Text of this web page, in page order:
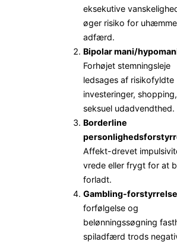
eksekutive
øger risiko for
adfærd.
Bipolar mani/
Forhøjet stemningsleje
ledsages af risikofyldte
investeringer, shopping,
seksuel udadvendthed.
Borderline
Affekt-drevet
vrede eller frygt for at
forladt.
Gambling-
forfølgelse og
belønningssøgning
spiladfærd trods